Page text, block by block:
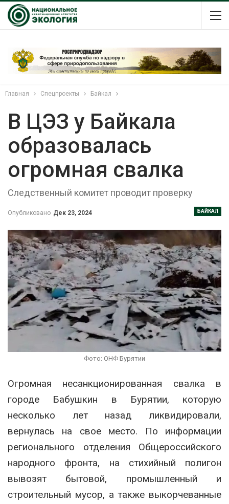
Главная Спецпроекты Байкал
В ЦЭЗ у Байкала
образовалась
огромная свалка
Следственный комитет проводит проверку
БАЙКАЛ
Опубликовано Дек 23, 2024
Фото: ОНФ Бурятии
Огромная несанкционированная свалка в
городе Бабушкин в Бурятии, которую
несколько лет назад ликвидировали,
вернулась на свое место. По информации
регионального отделения Общероссийского
народного фронта, на стихийный полигон
вывозят бытовой, промышленный и
строительный мусор, а также выкорчеванные